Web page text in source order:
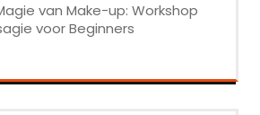
van Make-up: Workshop
voor Beginners